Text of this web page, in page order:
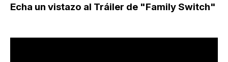
Echa un vistazo al Tráiler de "Family Switch"